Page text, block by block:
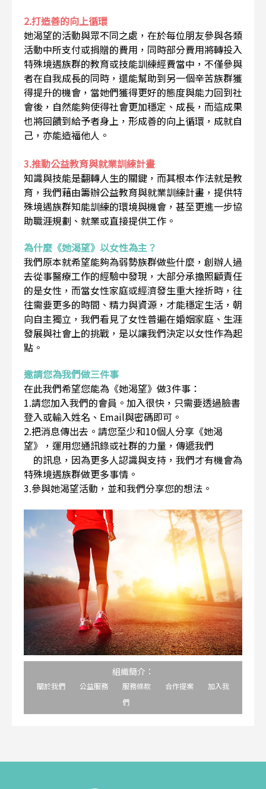
2.打造善的向上循環
她渴望的活動與眾不同之處，在於每位朋友參與各類
活動中所支付或捐贈的費用，同時部分費用將轉投入
特殊境遇族群的教育或技能訓練經費當中，不僅參與
者在自我成長的同時，還能幫助到另一個辛苦族群獲
得提升的機會，當她們獲得更好的態度與能力回到社
會後，自然能夠使得社會更加穩定、成長，而這成果
也將回饋到給予者身上，形成善的向上循環，成就自
己，亦能造福他人。
3.推動公益教育與就業訓練計畫
知識與技能是翻轉人生的關鍵，而其根本作法就是教
育，我們藉由籌辦公益教育與就業訓練計畫，提供特
殊境遇族群知能訓練的環境與機會，甚至更進一步協
助職涯規劃、就業或直接提供工作。
為什麼《她渴望》以女性為主？
我們原本就希望能夠為弱勢族群做些什麼，創辦人過
去從事醫療工作的經驗中發現，大部分承擔照顧責任
的是女性，而當女性家庭或經濟發生重大挫折時，往
往需要更多的時間、精力與資源，才能穩定生活，朝
向自主獨立，我們看見了女性普遍在婚姻家庭、生涯
發展與社會上的挑戰，是以讓我們決定以女性作為起
點。
邀請您為我們做三件事
在此我們希望您能為《她渴望》做3件事：
1.請您加入我們的會員。加入很快，只需要透過臉書
登入或輸入姓名、Email與密碼即可。
2.把消息傳出去。請您至少和10個人分享《她渴
望》，運用您通訊錄或社群的力量，傳遞我們
的訊息，因為更多人認識與支持，我們才有機會為
特殊境遇族群做更多事情。
3.參與她渴望活動，並和我們分享您的想法。
組織簡介：
關於我們 公益服務 服務條款 合作提案
加入我
們